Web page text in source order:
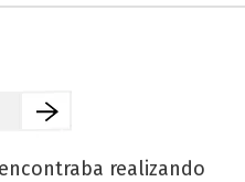
realizando